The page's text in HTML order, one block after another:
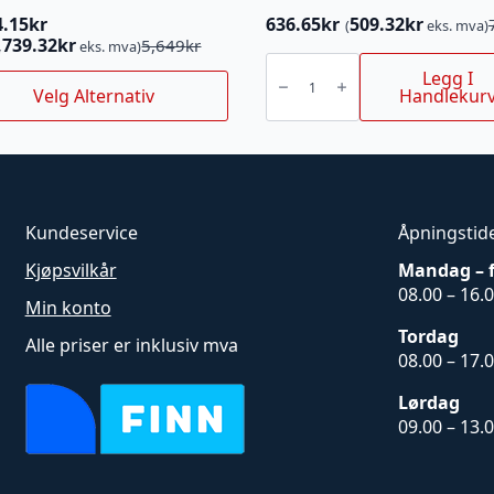
5,649kr
kr
kreks. mva)
Velg Alternativ
Opprinnelig
pris
769kr.
636.65kr
Nåværende
pris
636.65kr.
(509.32kreks. mva)
15"
1,3MM
antall
Legg I
Kundeservice
Kjøpsvilkår
Min konto
Alle priser er inklusiv mva
Mandag –
08.00 –
Tordag
08.00 –
Lørdag
09.00 –